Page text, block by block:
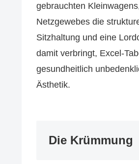
gebrauchten
Netzgewebes die
Sitzhaltung und eine
damit verbringt, Excel-
gesundheitlich
Ästhetik.
Die Krümmung